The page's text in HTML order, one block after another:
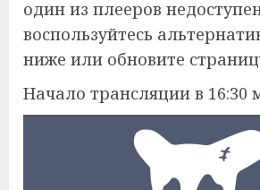
один из плееров
воспользуйтесь
ниже или обновите
Начало трансляции в 16:30